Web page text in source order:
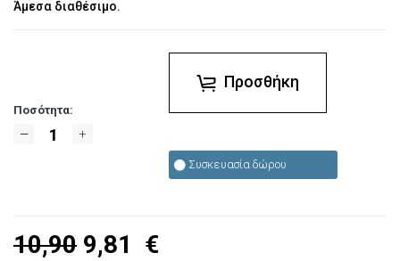
Άμεσα διαθέσιμο.
Ποσότητα:
Προσθήκη
Συσκευασία δώρου
10,90 9,81 €